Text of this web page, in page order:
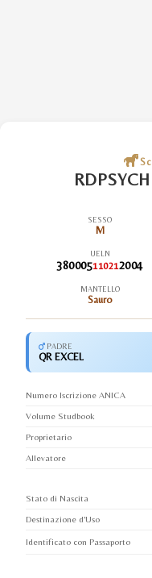
SESSO
M
UELN
380005110212004
MANTELLO
Sauro
PADRE
QR EXCEL
Numero Iscrizione ANICA
Volume Studbook
Proprietario
Allevatore
Stato di Nascita
Destinazione d'Uso
Identificato con Passaporto